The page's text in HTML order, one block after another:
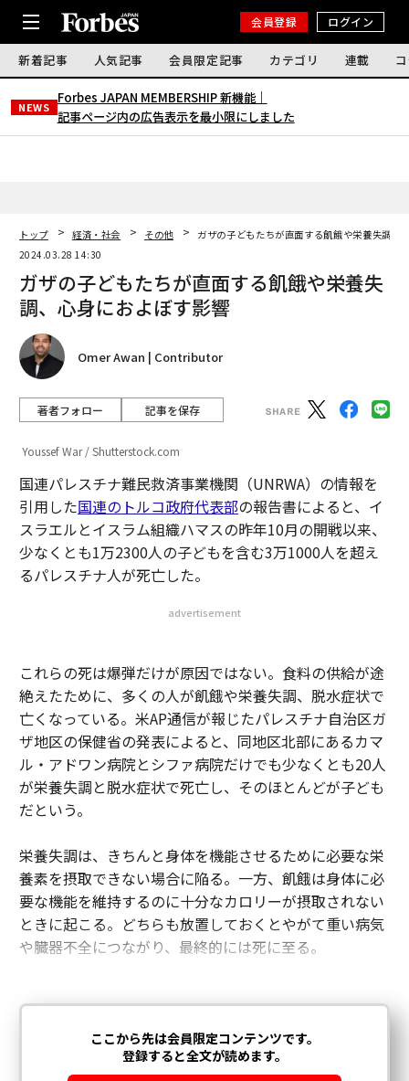
会員登録 ログイン
新着記事 人気記事 会員限定記事 カテゴリ 連載
NEWS
Forbes JAPAN MEMBERSHIP 新機能｜
記事ページ内の広告表示を最小限にしました
トップ 経済・社会 その他
ガザの子どもたちが直面する飢餓や栄養失調、
2024.03.28 14:30
ガザの子どもたちが直面する飢餓や栄養失
調、心身におよぼす影響
Omer Awan | Contributor
著者フォロー 記事を保存
Youssef War / Shutterstock.com
国連パレスチナ難民救済事業機関（UNRWA）の情報を
引用した国連のトルコ政府代表部の報告書によると、イ
スラエルとイスラム組織ハマスの昨年10月の開戦以来、
少なくとも1万2300人の子どもを含む3万1000人を超え
るパレスチナ人が死亡した。
advertisement
これらの死は爆弾だけが原因ではない。食料の供給が途
絶えたために、多くの人が飢餓や栄養失調、脱水症状で
亡くなっている。米AP通信が報じたパレスチナ自治区ガ
ザ地区の保健省の発表によると、同地区北部にあるカマ
ル・アドワン病院とシファ病院だけでも少なくとも20人
が栄養失調と脱水症状で死亡し、そのほとんどが子ども
だという。
栄養失調は、きちんと身体を機能させるために必要な栄
養素を摂取できない場合に陥る。一方、飢餓は身体に必
要な機能を維持するのに十分なカロリーが摂取されない
ときに起こる。どちらも放置しておくとやがて重い病気
や臓器不全につながり、最終的には死に至る。